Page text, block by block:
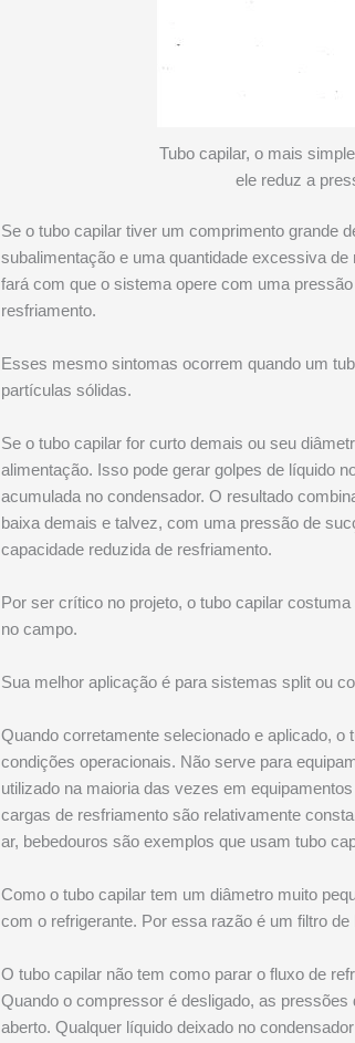
Tubo capilar, o mais
ele reduz a
Se o tubo capilar tiver um comprimento grande
subalimentação e uma quantidade excessiva
fará com que o sistema opere com uma
resfriamento.
Esses mesmo sintomas ocorrem quando um
partículas sólidas.
Se o tubo capilar for curto demais ou seu
alimentação. Isso pode gerar golpes de líquido
acumulada no condensador. O resultado
baixa demais e talvez, com uma pressão de
capacidade reduzida de resfriamento.
Por ser crítico no projeto, o tubo capilar
no campo.
Sua melhor aplicação é para sistemas split ou
Quando corretamente selecionado e aplicado,
condições operacionais. Não serve para
utilizado na maioria das vezes em
cargas de resfriamento são relativamente
ar, bebedouros são exemplos que usam tubo
Como o tubo capilar tem um diâmetro muito
com o refrigerante. Por essa razão é um filtro
O tubo capilar não tem como parar o fluxo de
Quando o compressor é desligado, as
aberto. Qualquer líquido deixado no